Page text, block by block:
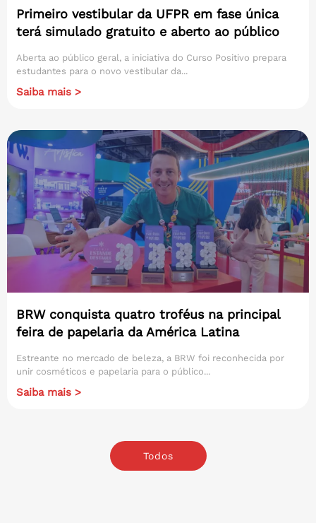
Primeiro vestibular da UFPR em fase única
terá simulado gratuito e aberto ao público
Aberta ao público geral, a iniciativa do Curso Positivo prepara
estudantes para o novo vestibular da...
Saiba mais >
BRW conquista quatro troféus na principal
feira de papelaria da América Latina
Estreante no mercado de beleza, a BRW foi reconhecida por
unir cosméticos e papelaria para o público...
Saiba mais >
Todos